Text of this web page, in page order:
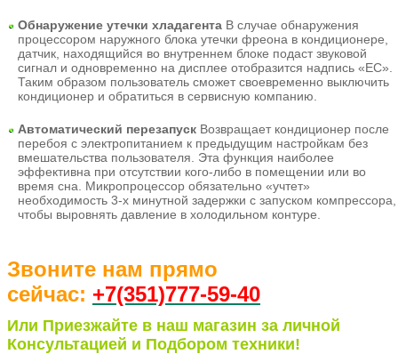
Обнаружение утечки хладагента В случае обнаружения
процессором наружного блока утечки фреона в кондиционере,
датчик, находящийся во внутреннем блоке подаст звуковой
сигнал и одновременно на дисплее отобразится надпись «EC».
Таким образом пользователь сможет своевременно выключить
кондиционер и обратиться в сервисную компанию.
Автоматический перезапуск Возвращает кондиционер после
перебоя с электропитанием к предыдущим настройкам без
вмешательства пользователя. Эта функция наиболее
эффективна при отсутствии кого-либо в помещении или во
время сна. Микропроцессор обязательно «учтет»
необходимость 3-х минутной задержки с запуском компрессора,
чтобы выровнять давление в холодильном контуре.
Звоните нам прямо
сейчас: +7(351)777-59-40
Или Приезжайте в наш магазин за личной
Консультацией и Подбором техники!